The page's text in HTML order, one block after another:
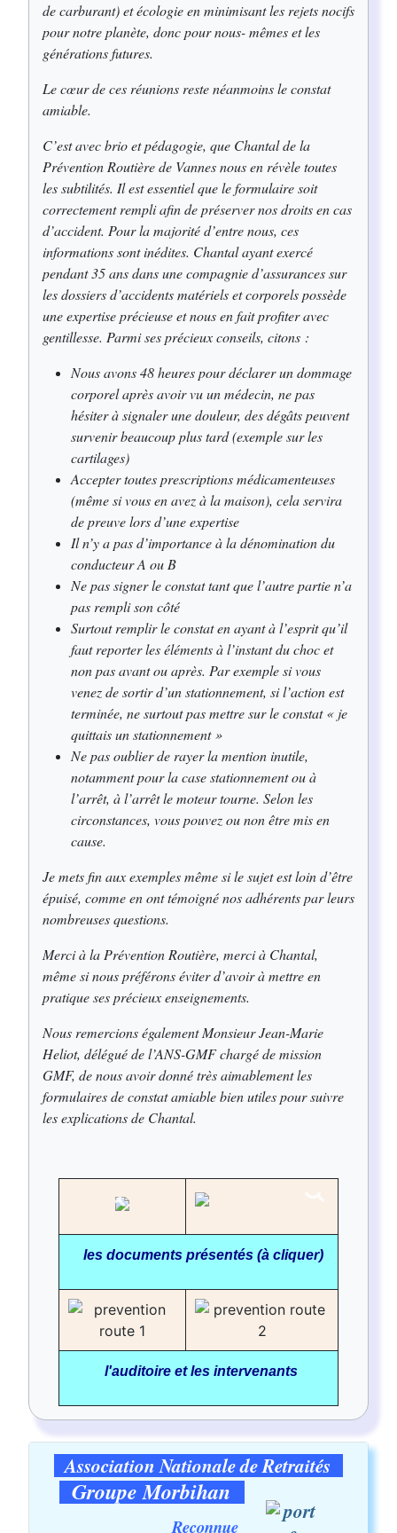
de carburant) et écologie en minimisant les rejets nocifs
pour notre planète, donc pour nous- mêmes et les
générations futures.
Le cœur de ces réunions reste néanmoins le constat
amiable.
C’est avec brio et pédagogie, que Chantal de la
Prévention Routière de Vannes nous en révèle toutes
les subtilités. Il est essentiel que le formulaire soit
correctement rempli afin de préserver nos droits en cas
d’accident. Pour la majorité d’entre nous, ces
informations sont inédites. Chantal ayant exercé
pendant 35 ans dans une compagnie d’assurances sur
les dossiers d’accidents matériels et corporels possède
une expertise précieuse et nous en fait profiter avec
gentillesse. Parmi ses précieux conseils, citons :
Nous avons 48 heures pour déclarer un dommage
corporel après avoir vu un médecin, ne pas
hésiter à signaler une douleur, des dégâts peuvent
survenir beaucoup plus tard (exemple sur les
cartilages)
Accepter toutes prescriptions médicamenteuses
(même si vous en avez à la maison), cela servira
de preuve lors d’une expertise
Il n’y a pas d’importance à la dénomination du
conducteur A ou B
Ne pas signer le constat tant que l’autre partie n’a
pas rempli son côté
Surtout remplir le constat en ayant à l’esprit qu’il
faut reporter les éléments à l’instant du choc et
non pas avant ou après. Par exemple si vous
venez de sortir d’un stationnement, si l’action est
terminée, ne surtout pas mettre sur le constat « je
quittais un stationnement »
Ne pas oublier de rayer la mention inutile,
notamment pour la case stationnement ou à
l’arrêt, à l’arrêt le moteur tourne. Selon les
circonstances, vous pouvez ou non être mis en
cause.
Je mets fin aux exemples même si le sujet est loin d’être
épuisé, comme en ont témoigné nos adhérents par leurs
nombreuses questions.
Merci à la Prévention Routière, merci à Chantal,
même si nous préférons éviter d’avoir à mettre en
pratique ses précieux enseignements.
Nous remercions également Monsieur Jean-Marie
Heliot, délégué de l’ANS-GMF chargé de mission
GMF, de nous avoir donné très aimablement les
formulaires de constat amiable bien utiles pour suivre
les explications de Chantal.
les documents présentés (à cliquer)
l'auditoire et les intervenants
Association Nationale de Retraités
Groupe Morbihan
Reconnue